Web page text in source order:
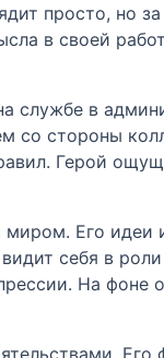
просто, но
в своей
службе в
со стороны
Герой
миром. Его
себя в
На
Его